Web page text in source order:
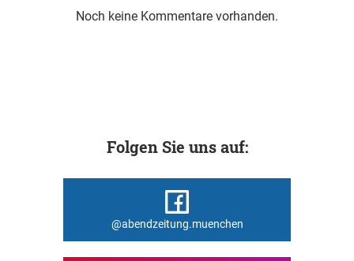
Noch keine Kommentare vorhanden.
Folgen Sie uns auf:
@abendzeitung.muenchen